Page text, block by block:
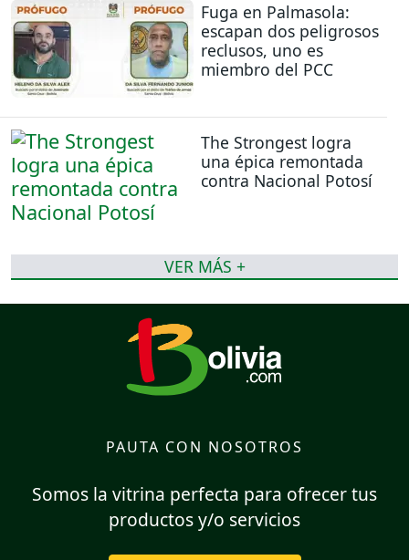
Fuga en Palmasola:
escapan dos peligrosos
reclusos, uno es
miembro del PCC
The Strongest logra
una épica remontada
contra Nacional Potosí
VER MÁS +
PAUTA CON NOSOTROS
Somos la vitrina perfecta para ofrecer tus
productos y/o servicios